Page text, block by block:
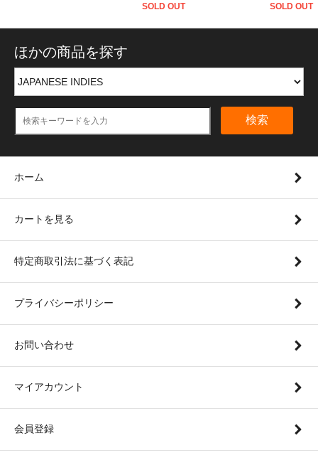
SOLD OUT
SOLD OUT
ほかの商品を探す
検索
ホーム
カートを見る
特定商取引法に基づく表記
プライバシーポリシー
お問い合わせ
マイアカウント
会員登録